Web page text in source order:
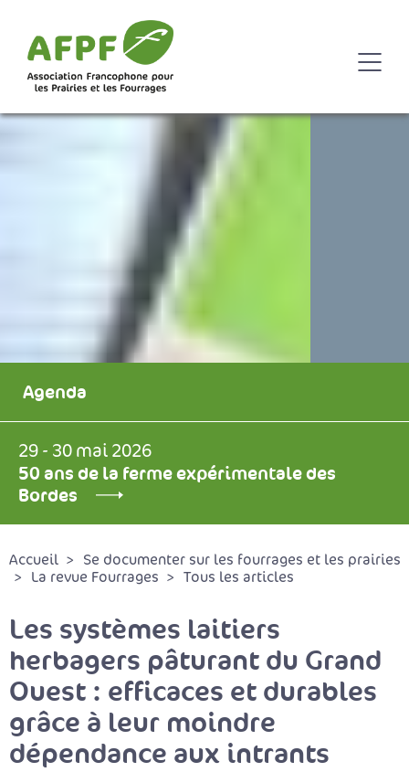
Agenda
29 - 30 mai 2026
50 ans de la ferme expérimentale des
Bordes
Accueil
Se documenter sur les fourrages et les prairies
La revue Fourrages
Tous les articles
Les systèmes laitiers
herbagers pâturant du Grand
Ouest : efficaces et durables
grâce à leur moindre
dépendance aux intrants